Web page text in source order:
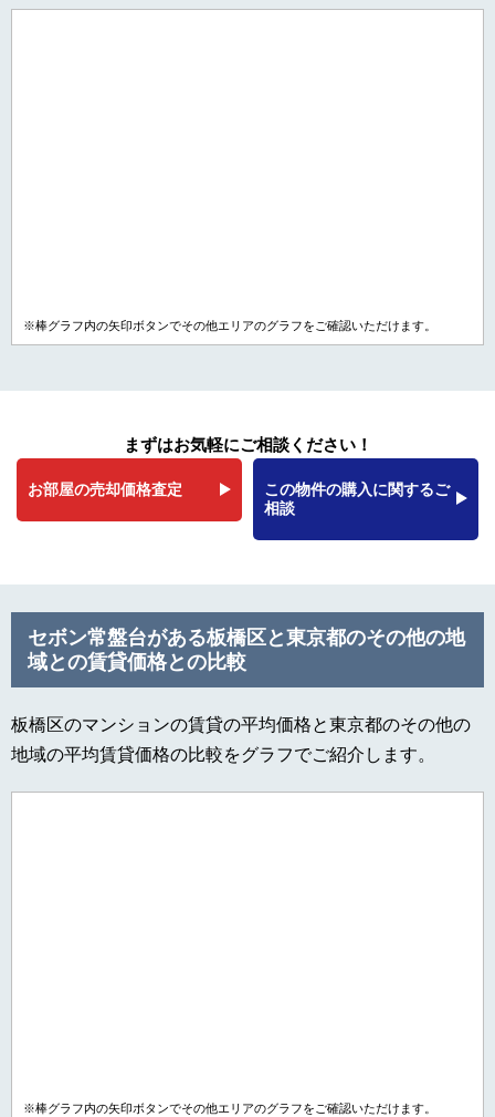
※棒グラフ内の矢印ボタンでその他エリアのグラフをご確認いただけます。
まずはお気軽にご相談ください！
お部屋の売却価格査定
この物件の購入に関するご
相談
セボン常盤台がある板橋区と東京都のその他の地
域との賃貸価格との比較
板橋区のマンションの賃貸の平均価格と東京都のその他の
地域の平均賃貸価格の比較をグラフでご紹介します。
※棒グラフ内の矢印ボタンでその他エリアのグラフをご確認いただけます。